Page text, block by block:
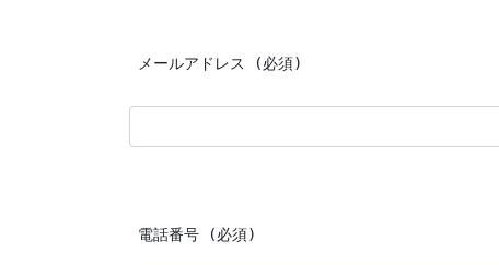
メールアドレス (必須)
電話番号 (必須)